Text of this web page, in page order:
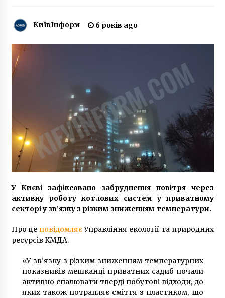
5 років ago
В центрі Києва палять димові шашки,
Бужанського (ФОТО)
повноважень в Уляни Супрун
На проспекті Академіка Палладіна збудують
багаторівневу розв’язку – проєкт Генплану
Києва
6 років ago
Киянин виростив у теплиці 440 кущів
6 років ago
5 років ago
КиївІнформ 6 років ago
У Києві зафіксовано забруднення повітря через
активну роботу котлових систем у приватному
секторі у зв’язку з різким зниженням температури.
Про це повідомляє Управління екології та природних
ресурсів КМДА.
«У зв’язку з різким зниженням температурних
показників мешканці приватних садиб почали
активно спалювати тверді побутові відходи, до
яких також потрапляє сміття з пластиком, що